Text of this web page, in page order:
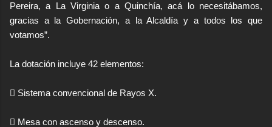
Pereira, a La Virginia o a Quinchía, acá lo necesitábamos,
gracias a la Gobernación, a la Alcaldía y a todos los que
votamos”.
La dotación incluye 42 elementos:
 Sistema convencional de Rayos X.
 Mesa con ascenso y descenso.